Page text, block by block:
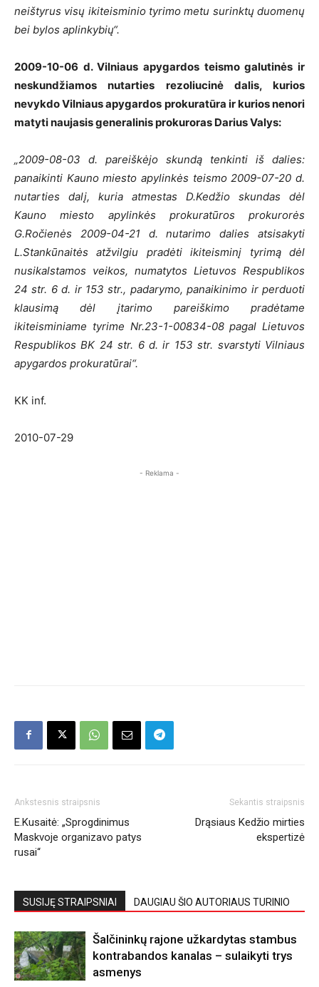
neištyrus visų ikiteisminio tyrimo metu surinktų duomenų
bei bylos aplinkybių“.
2009-10-06 d. Vilniaus apygardos teismo galutinės ir
neskundžiamos nutarties rezoliucinė dalis, kurios
nevykdo Vilniaus apygardos prokuratūra ir kurios nenori
matyti naujasis generalinis prokuroras Darius Valys:
„2009-08-03 d. pareiškėjo skundą tenkinti iš dalies:
panaikinti Kauno miesto apylinkės teismo 2009-07-20 d.
nutarties dalį, kuria atmestas D.Kedžio skundas dėl
Kauno miesto apylinkės prokuratūros prokurorės
G.Ročienės 2009-04-21 d. nutarimo dalies atsisakyti
L.Stankūnaitės atžvilgiu pradėti ikiteisminį tyrimą dėl
nusikalstamos veikos, numatytos Lietuvos Respublikos
24 str. 6 d. ir 153 str., padarymo, panaikinimo ir perduoti
klausimą dėl įtarimo pareiškimo pradėtame
ikiteisminiame tyrime Nr.23-1-00834-08 pagal Lietuvos
Respublikos BK 24 str. 6 d. ir 153 str. svarstyti Vilniaus
apygardos prokuratūrai“.
KK inf.
2010-07-29
- Reklama -
Ankstesnis straipsnis
E.Kusaitė: „Sprogdinimus
Maskvoje organizavo patys
rusai“
Sekantis straipsnis
Drąsiaus Kedžio mirties
ekspertizė
SUSIJĘ STRAIPSNIAI DAUGIAU ŠIO AUTORIAUS TURINIO
Šalčininkų rajone užkardytas stambus
kontrabandos kanalas – sulaikyti trys
asmenys